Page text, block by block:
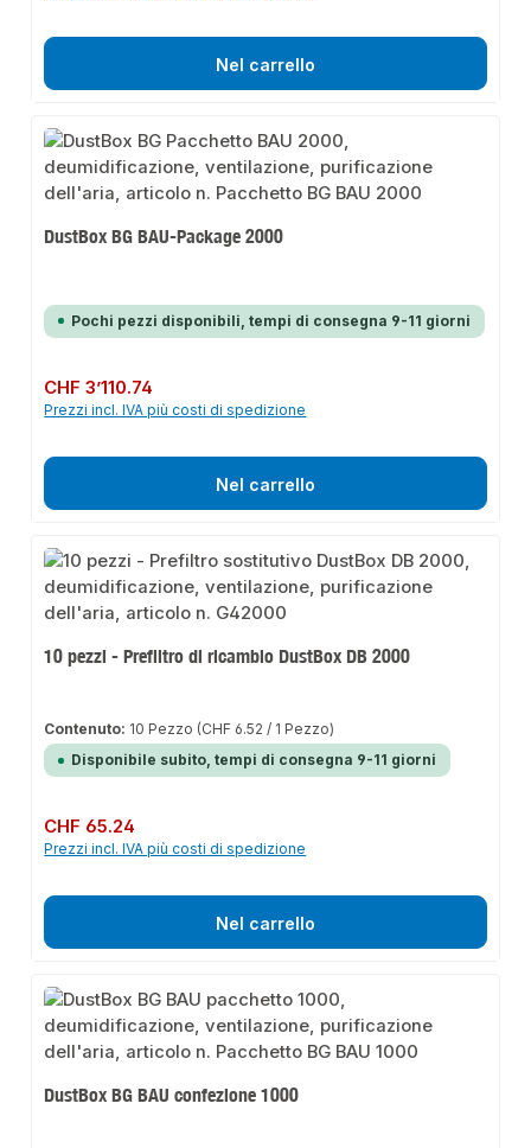
Nel carrello
DustBox BG BAU-Package 2000
Pochi pezzi disponibili, tempi di consegna 9-11 giorni
Prezzo normale:
CHF 3’110.74
Prezzi incl. IVA più costi di spedizione
Nel carrello
10 pezzi - Prefiltro di ricambio DustBox DB 2000
Contenuto: 10 Pezzo (CHF 6.52 / 1 Pezzo)
Disponibile subito, tempi di consegna 9-11 giorni
Prezzo normale:
CHF 65.24
Prezzi incl. IVA più costi di spedizione
Nel carrello
DustBox BG BAU confezione 1000